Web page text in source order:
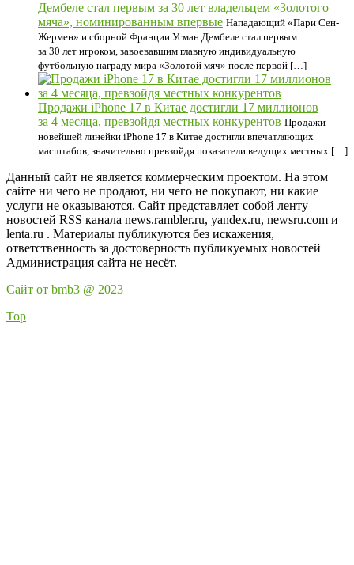
Дембеле стал первым за 30 лет владельцем «Золотого
мяча», номинированным впервые Нападающий «Пари Сен-
Жермен» и сборной Франции Усман Дембеле стал первым
за 30 лет игроком, завоевавшим главную индивидуальную
футбольную награду мира «Золотой мяч» после первой […]
Продажи iPhone 17 в Китае достигли 17 миллионов
за 4 месяца, превзойдя местных конкурентов Продажи
новейшей линейки iPhone 17 в Китае достигли впечатляющих
масштабов, значительно превзойдя показатели ведущих местных […]
Данный сайт не является коммерческим проектом. На этом
сайте ни чего не продают, ни чего не покупают, ни какие
услуги не оказываются. Сайт представляет собой ленту
новостей RSS канала news.rambler.ru, yandex.ru, newsru.com и
lenta.ru . Материалы публикуются без искажения,
ответственность за достоверность публикуемых новостей
Администрация сайта не несёт.
Сайт от bmb3 @ 2023
Top